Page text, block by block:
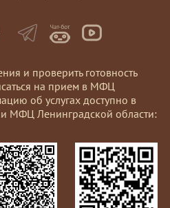
и проверить готовность
на прием в МФЦ
об услугах доступно в
МФЦ Ленинградской области: